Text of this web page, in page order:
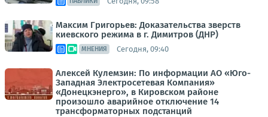
Максим Григорьев: Доказательства зверств
киевского режима в г. Димитров (ДНР)
МНЕНИЯ Сегодня, 09:40
Алексей Кулемзин: По информации АО «Юго-
Западная Электросетевая Компания»
«Донецкэнерго», в Кировском районе
произошло аварийное отключение 14
трансформаторных подстанций